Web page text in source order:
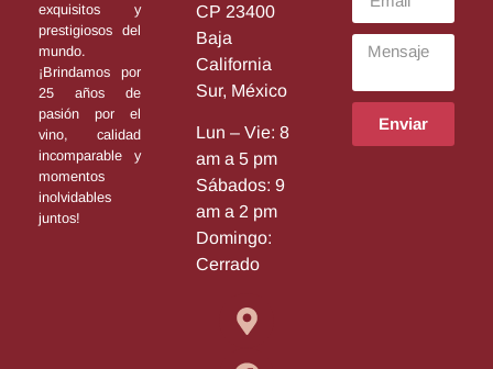
exquisitos y
prestigiosos del
mundo.
¡Brindamos por
25 años de
pasión por el
vino, calidad
incomparable y
momentos
inolvidables
juntos!
CP 23400
Baja
California
Sur, México
Lun – Vie: 8
am a 5 pm
Sábados: 9
am a 2 pm
Domingo:
Cerrado
Enviar